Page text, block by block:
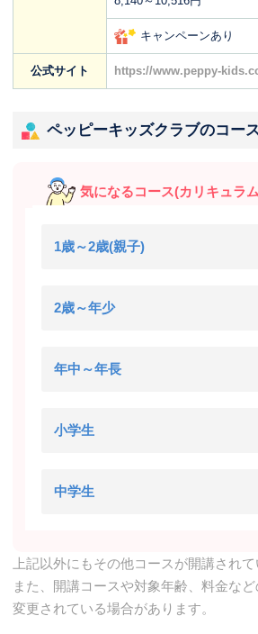
キャンペーンあり
公式サイト https://www.peppy-
ペッピーキッズクラブのコー
気になるコース(カリキュラ
1歳～2歳(親子)
2歳～年少
年中～年長
小学生
中学生
上記以外にもその他コースが開講され
また、開講コースや対象年齢、料金な
変更されている場合があります。